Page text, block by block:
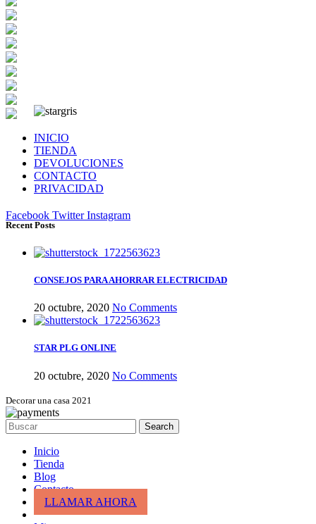
INICIO
TIENDA
DEVOLUCIONES
CONTACTO
PRIVACIDAD
Facebook Twitter Instagram
Recent Posts
CONSEJOS PARA AHORRAR ELECTRICIDAD
20 octubre, 2020 No Comments
STAR PLG ONLINE
20 octubre, 2020 No Comments
Decorar una casa 2021
Search
Inicio
Tienda
Blog
Contacto
LLAMAR AHORA